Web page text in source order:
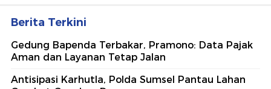
Berita Terkini
Gedung Bapenda Terbakar, Pramono: Data Pajak
Aman dan Layanan Tetap Jalan
Antisipasi Karhutla, Polda Sumsel Pantau Lahan